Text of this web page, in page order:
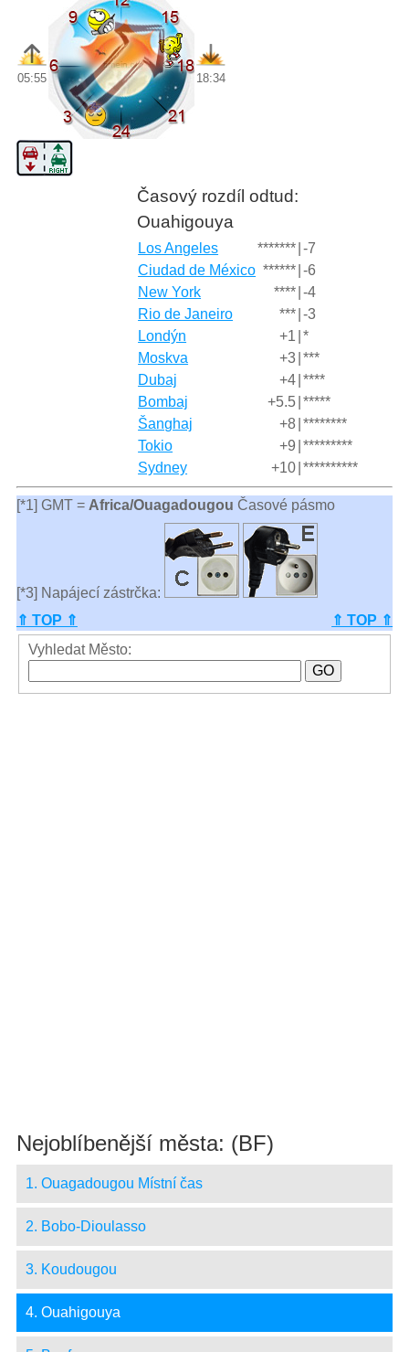
05:55 18:34
Časový rozdíl odtud:
Ouahigouya
Los Angeles ******* -7
Ciudad de México ****** -6
New York
**** -4
Rio de Janeiro
*** -3
Londýn
+1 *
Moskva
+3 ***
Dubaj
+4 ****
Bombaj
+5.5 *****
Šanghaj
+8 ********
Tokio
+9 *********
Sydney
+10 **********
[*1] GMT = Africa/Ouagadougou Časové pásmo
[*3] Napájecí zástrčka:
⇑ TOP ⇑
⇑ TOP ⇑
Vyhledat Město:
Nejoblíbenější města: (BF)
1. Ouagadougou Místní čas
2. Bobo-Dioulasso
3. Koudougou
4. Ouahigouya